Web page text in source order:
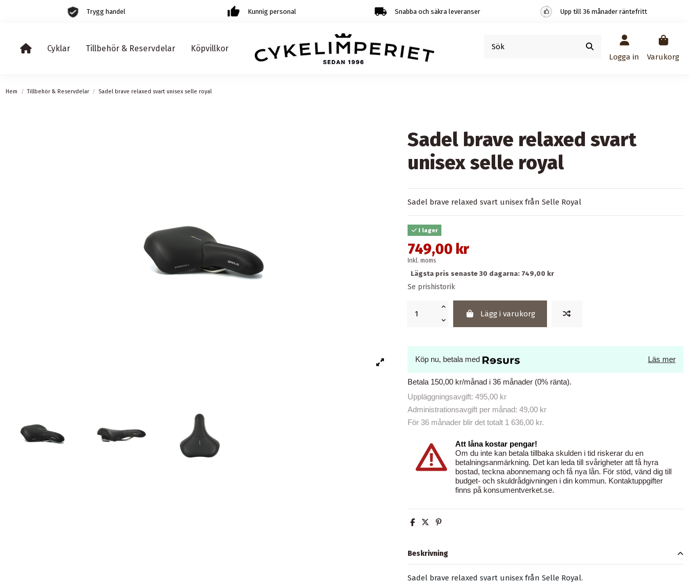
Trygg handel Kunnig personal Snabba och säkra leveranser Upp till 36 månader räntefritt
Cyklar Tillbehör & Reservdelar Köpvillkor
Logga in Varukorg
Hem Tillbehör & Reservdelar Sadel brave relaxed svart unisex selle royal
Sadel brave relaxed svart
unisex selle royal
Sadel brave relaxed svart unisex från Selle Royal
I lager
749,00 kr
Inkl. moms
Lägsta pris senaste 30 dagarna: 749,00 kr
Se prishistorik
Lägg i varukorg
Köp nu, betala med Läs mer
Betala 150,00 kr/månad i 36 månader (0% ränta).
Uppläggningsavgift: 495,00 kr
Administrationsavgift per månad: 49,00 kr
För 36 månader blir det totalt 1 636,00 kr.
Att låna kostar pengar!
Om du inte kan betala tillbaka skulden i tid riskerar du en
betalningsanmärkning. Det kan leda till svårigheter att få hyra
bostad, teckna abonnemang och få nya lån. För stöd, vänd dig till
budget- och skuldrådgivningen i din kommun. Kontaktuppgifter
finns på konsumentverket.se.
Beskrivning
Sadel brave relaxed svart unisex från Selle Royal.